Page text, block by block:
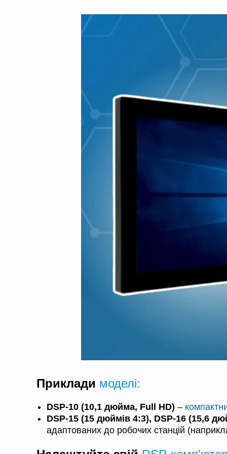
Приклади моделі:
DSP‑10 (10,1 дюйма, Full HD) –
DSP‑15 (15 дюймів 4:3), DSP‑16 (15,6
адаптованих до робочих станцій